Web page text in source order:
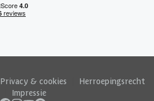
Privacy & cookies
Herroepingsrecht
Impressie